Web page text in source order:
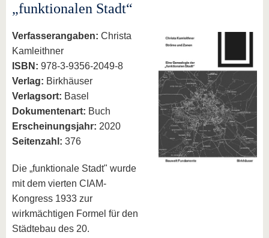
„funktionalen Stadt“
Verfasserangaben: Christa
Kamleithner
ISBN: 978-3-9356-2049-8
Verlag: Birkhäuser
Verlagsort: Basel
Dokumentenart: Buch
Erscheinungsjahr: 2020
Seitenzahl: 376
Die „funktionale Stadt" wurde
mit dem vierten CIAM-
Kongress 1933 zur
wirkmächtigen Formel für den
Städtebau des 20.